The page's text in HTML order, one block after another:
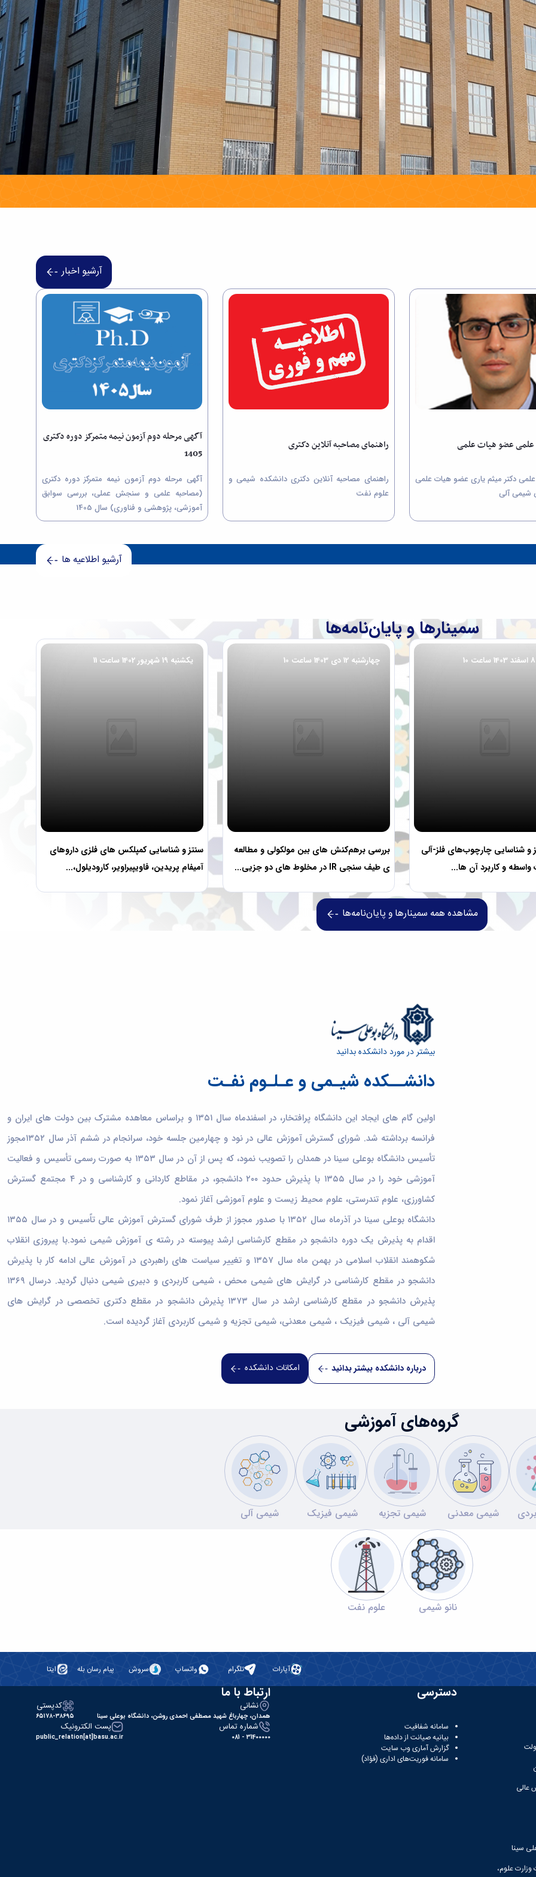
آرشیو اخبار
علمی عضو هیات علمی
علمی دکتر میثم یاری عضو هیات علمی
شیمی آلی
راهنمای مصاحبه آنلاین دکتری
راهنمای مصاحبه آنلاین دکتری دانشکده شیمی و
علوم نفت
آگهی مرحله دوم آزمون نیمه متمرکز دوره دکتری
1405
آگهی مرحله دوم آزمون نیمه متمرکز دوره دکتری
(مصاحبه علمی و سنجش عملی، بررسی سوابق
آموزشی، پژوهشی و فناوری) سال 1405
آرشیو اطلاعیه ها
سمینارها و پایان‌نامه‌ها
و شناسایی چارچوب‌های فلز-آلی
واسطه و کاربرد آن ها...
چهارشنبه 12 دی 1403 ساعت 10
بررسی برهم‌کنش های بین مولکولی و مطالعه
ی طیف سنجی IR در مخلوط های دو جزیی...
یکشنبه 19 شهریور 1402 ساعت 11
سنتز و شناسایی کمپلکس های فلزی داروهای
آمیفام پریدین، فاویپیراویر، کارودیلول،...
مشاهده همه سمینارها و پایان‌نامه‌ها
بیشتر در مورد دانشکده بدانید
دانشــکده شیـمی و عـلـوم نفـت
اولین گام های ایجاد این دانشگاه پرافتخار، در اسفندماه سال ۱۳۵۱ و براساس معاهده مشترک بین دولت های ایران و
فرانسه برداشته شد. شورای گسترش آموزش عالی در نود و چهارمین جلسه خود، سرانجام در ششم آذر سال ۱۳۵۲مجوز
تأسیس دانشگاه بوعلی سینا در همدان را تصویب نمود، که پس از آن در سال ۱۳۵۳ به صورت رسمی تأسیس و فعالیت
آموزشی خود را در سال ۱۳۵۵ با پذیرش حدود ۲۰۰ دانشجو، در مقاطع کاردانی و کارشناسی و در ۴ مجتمع گسترش
کشاورزی، علوم تندرستی، علوم محیط زیست و علوم آموزشی آغاز نمود.
دانشگاه بوعلی سینا در آذرماه سال ۱۳۵۲ با صدور مجوز از طرف شورای گسترش آموزش عالی تاًسیس و در سال ۱۳۵۵
اقدام به پذیرش یک دوره دانشجو در مقطع کارشناسی ارشد پیوسته در رشته ی آموزش شیمی نمود.با پیروزی انقلاب
شکوهمند انقلاب اسلامی در بهمن ماه سال ۱۳۵۷ و تغییر سیاست های راهبردی در آموزش عالی ادامه کار با پذیرش
دانشجو در مقطع کارشناسی در گرایش های شیمی محض ، شیمی کاربردی و دبیری شیمی دنبال گردید. درسال ۱۳۶۹
پذیرش دانشجو در مقطع کارشناسی ارشد در سال ۱۳۷۳ پذیرش دانشجو در مقطع دکتری تخصصی در گرایش های
شیمی آلی ، شیمی فیزیک ، شیمی معدنی، شیمی تجزیه و شیمی کاربردی آغاز گردیده است.
درباره دانشکده بیشتر بدانید امکانات دانشکده
گروه‌های آموزشی
شیمی معدنی شیمی تجزیه شیمی فیزیک شیمی آلی
نانو شیمی علوم نفت
آپارات تلگرام واتساپ سروش پیام رسان بله ایتا
عالی
سینا
علوم،
دسترسی
سامانه شفافیت
بیانیه صیانت از داده‌ها
گزارش آماری وب‌ سایت
سامانه فوریت‌های اداری (فؤاد)
ارتباط با ما
نشانی
همدان، چهارباغ شهید مصطفی احمدی روشن، دانشگاه بوعلی سینا
کدپستی
۶۵۱۷۸-۳۸۶۹۵
شماره تماس
31400000 - 081
پست الکترونیک
public_relation[at]basu.ac.ir